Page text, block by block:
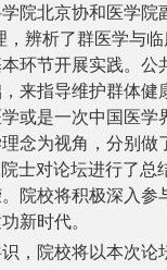
北京协和医学院副
辨析了群医学与
环节开展实践。
来指导维护群体
或是一次中国医学
念为视角，分别
士对论坛进行了总
院校将积极深入
新时代。
院校将以本次论